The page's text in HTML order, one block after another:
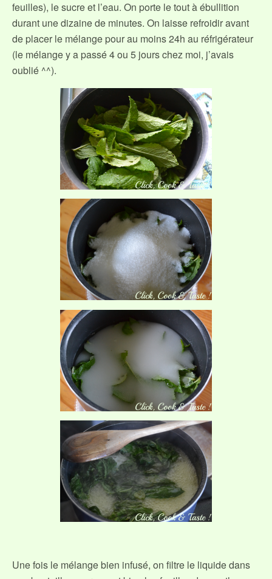
feuilles), le sucre et l’eau. On porte le tout à ébullition
durant une dizaine de minutes. On laisse refroidir avant
de placer le mélange pour au moins 24h au réfrigérateur
(le mélange y a passé 4 ou 5 jours chez moi, j’avais
oublié ^^).
Une fois le mélange bien infusé, on filtre le liquide dans